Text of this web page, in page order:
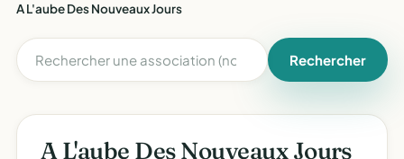
A L'aube Des Nouveaux Jours
Rechercher
A L'aube Des Nouveaux Jours